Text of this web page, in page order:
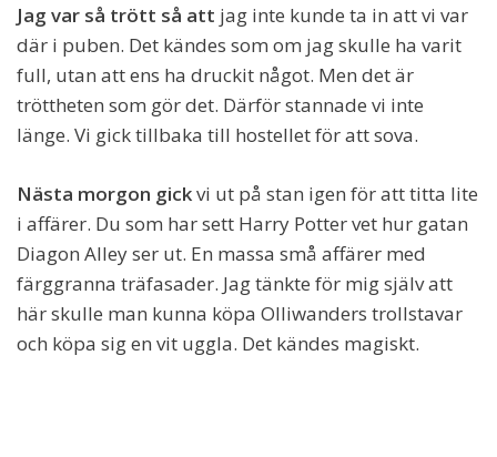
Jag var så trött så att jag inte kunde ta in att vi var
där i puben. Det kändes som om jag skulle ha varit
full, utan att ens ha druckit något. Men det är
tröttheten som gör det. Därför stannade vi inte
länge. Vi gick tillbaka till hostellet för att sova.
Nästa morgon gickvi ut på stan igen för att titta lite
i affärer. Du som har sett Harry Potter vet hur gatan
Diagon Alley ser ut. En massa små affärer med
färggranna träfasader. Jag tänkte för mig själv att
här skulle man kunna köpa Olliwanders trollstavar
och köpa sig en vit uggla. Det kändes magiskt.